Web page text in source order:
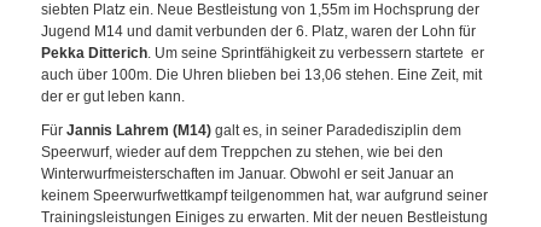
siebten Platz ein. Neue Bestleistung von 1,55m im Hochsprung der
Jugend M14 und damit verbunden der 6. Platz, waren der Lohn für
Pekka Ditterich. Um seine Sprintfähigkeit zu verbessern startete er
auch über 100m. Die Uhren blieben bei 13,06 stehen. Eine Zeit, mit
der er gut leben kann.
Für Jannis Lahrem (M14) galt es, in seiner Paradedisziplin dem
Speerwurf, wieder auf dem Treppchen zu stehen, wie bei den
Winterwurfmeisterschaften im Januar. Obwohl er seit Januar an
keinem Speerwurfwettkampf teilgenommen hat, war aufgrund seiner
Trainingsleistungen Einiges zu erwarten. Mit der neuen Bestleistung